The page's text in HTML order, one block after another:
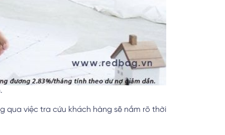
qua việc tra cứu khách hàng sẽ nắm rõ thời